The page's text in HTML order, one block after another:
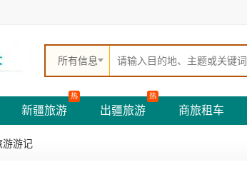
所有信息
新疆旅游
热
出疆旅游
热
商旅租车
游游记